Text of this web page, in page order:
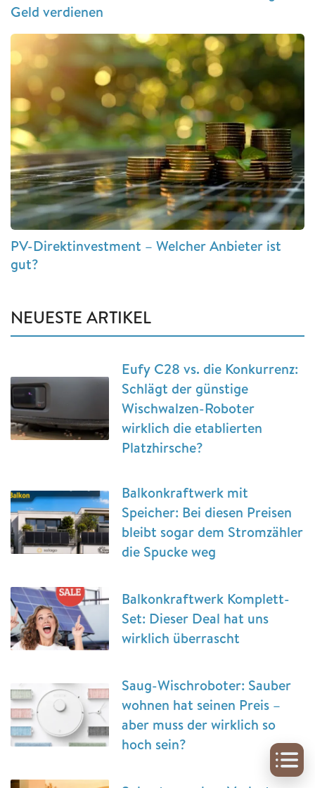
Geld verdienen
PV-Direktinvestment – Welcher Anbieter ist
gut?
NEUESTE ARTIKEL
Eufy C28 vs. die Konkurrenz:
Schlägt der günstige
Wischwalzen-Roboter
wirklich die etablierten
Platzhirsche?
Balkonkraftwerk mit
Speicher: Bei diesen Preisen
bleibt sogar dem Stromzähler
die Spucke weg
Balkonkraftwerk Komplett-
Set: Dieser Deal hat uns
wirklich überrascht
Saug-Wischroboter: Sauber
wohnen hat seinen Preis –
aber muss der wirklich so
hoch sein?